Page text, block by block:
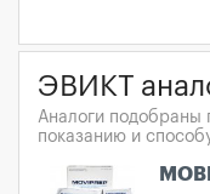
ЭВИКТ
Аналоги подобраны
показанию и